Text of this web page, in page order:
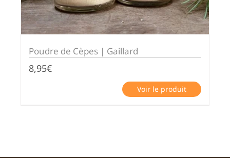
Poudre de Cèpes | Gaillard
8,95€
Voir le produit